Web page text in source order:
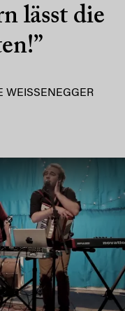
lässt die
WEISSENEGGER